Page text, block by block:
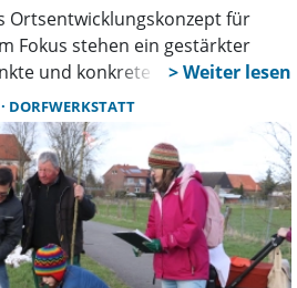
Ortsentwicklungskonzept für
Fokus stehen ein gestärkter
und konkrete Projekte für
Viele Vorhaben sollen
Jahren umgesetzt werden.
DORFWERKSTATT